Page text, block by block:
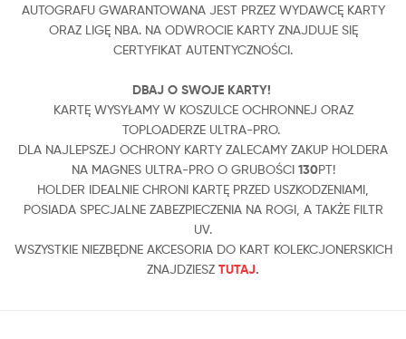
AUTOGRAFU GWARANTOWANA JEST PRZEZ WYDAWCĘ KARTY
ORAZ LIGĘ NBA. NA ODWROCIE KARTY ZNAJDUJE SIĘ
CERTYFIKAT AUTENTYCZNOŚCI.
DBAJ O SWOJE KARTY!
KARTĘ WYSYŁAMY W KOSZULCE OCHRONNEJ ORAZ
TOPLOADERZE ULTRA-PRO.
DLA NAJLEPSZEJ OCHRONY KARTY ZALECAMY ZAKUP HOLDERA
NA MAGNES ULTRA-PRO O GRUBOŚCI 130PT!
HOLDER IDEALNIE CHRONI KARTĘ PRZED USZKODZENIAMI,
POSIADA SPECJALNE ZABEZPIECZENIA NA ROGI, A TAKŻE FILTR
UV.
WSZYSTKIE NIEZBĘDNE AKCESORIA DO KART KOLEKCJONERSKICH
ZNAJDZIESZ TUTAJ.